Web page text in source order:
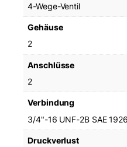
4-Wege-Ventil
Gehäuse
2
Anschlüsse
2
Verbindung
3/4"-16 UNF-2B SAE
Druckverlust